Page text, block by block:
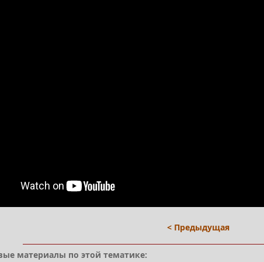
< Предыдущая
материалы по этой тематике: